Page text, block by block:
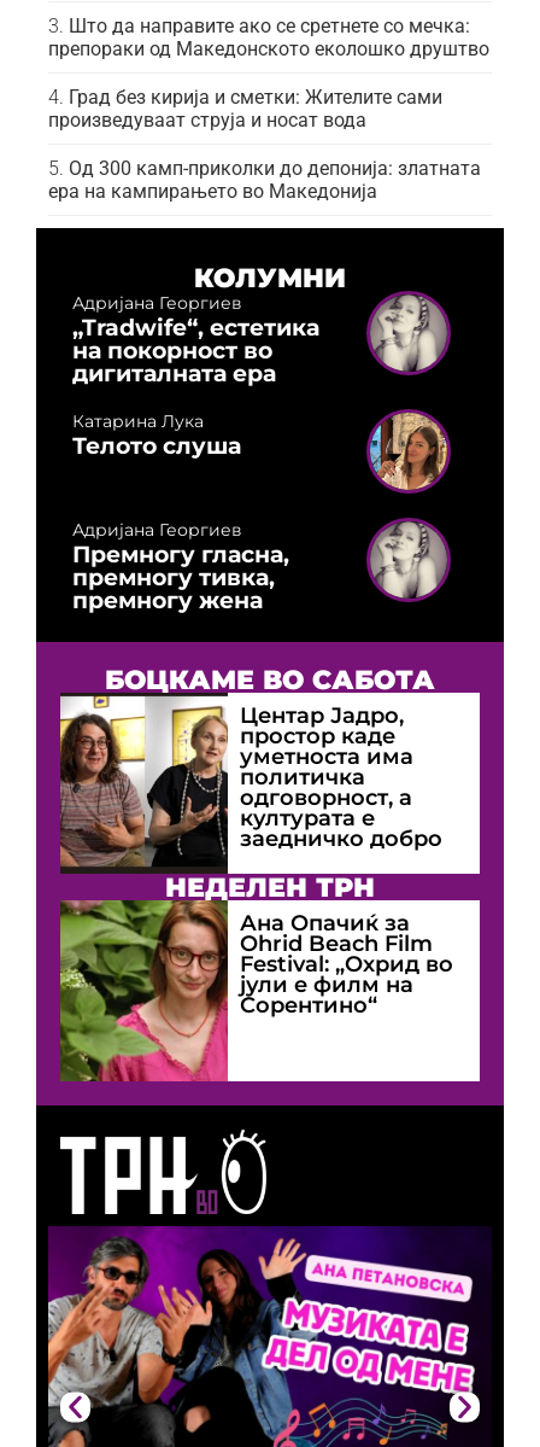
Што да направите ако се сретнете со мечка:
препораки од Македонското еколошко друштво
Град без кирија и сметки: Жителите сами
произведуваат струја и носат вода
Од 300 камп-приколки до депонија: златната
ера на кампирањето во Македонија
КОЛУМНИ
Адријана Георгиев
„Tradwife“, естетика
на покорност во
дигиталната ера
Катарина Лука
Телото слуша
Адријана Георгиев
Премногу гласна,
премногу тивка,
премногу жена
БОЦКАМЕ ВО САБОТА
Центар Јадро,
простор каде
уметноста има
политичка
одговорност, а
културата е
заедничко добро
НЕДЕЛЕН ТРН
Ана Опачиќ за
Оhrid Beach Film
Festival: „Охрид во
јули е филм на
Сорентино“